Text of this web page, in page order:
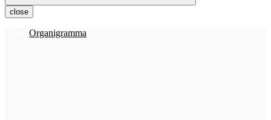
close
Organigramma